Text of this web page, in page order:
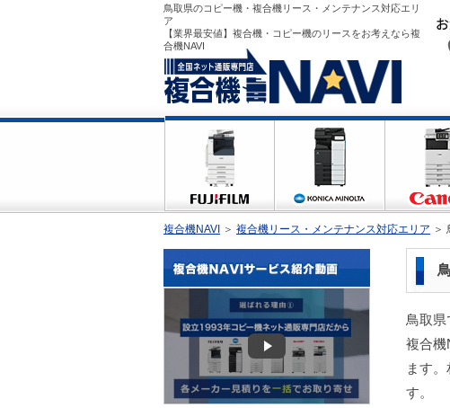
鳥取県のコピー機・複合機リース・メンテナンス対応エリ
ア
【業界最安値】複合機・コピー機のリースをお考えなら複
合機NAVI
複合機NAVI ＞ 複合機リース・メンテナンス対応エリア ＞
鳥取県
複合機
ます
す。